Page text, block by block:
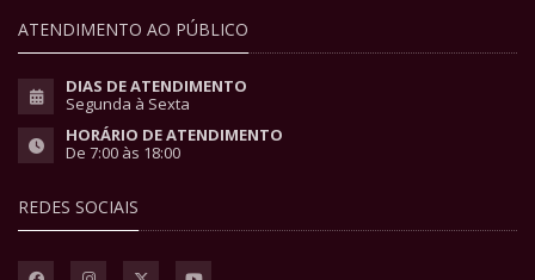
ATENDIMENTO AO PÚBLICO
DIAS DE ATENDIMENTO
Segunda à Sexta
HORÁRIO DE ATENDIMENTO
De 7:00 às 18:00
REDES SOCIAIS